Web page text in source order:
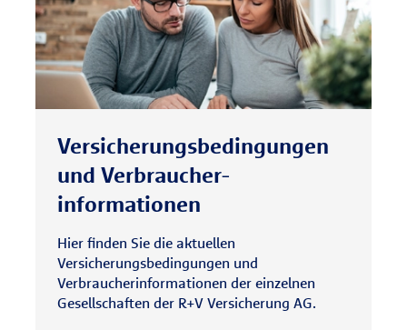
Versicherungs­bedingungen
und Verbraucher­
informationen
Hier finden Sie die aktuellen
Versicherungsbedingungen und
Verbraucherinformationen der einzelnen
Gesellschaften der R+V Versicherung AG.